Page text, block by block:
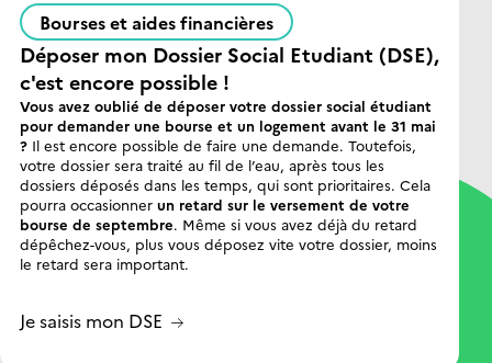
Poitiers
Reims
Rennes
Bretagne
La Réunion
Mayotte
Strasbourg
Bourses et aides financières
Déposer mon Dossier Social Etudiant (DSE),
c'est encore possible !
Vous avez oublié de déposer votre dossier social étudiant
pour demander une bourse et un logement avant le 31 mai
? Il est encore possible de faire une demande. Toutefois,
votre dossier sera traité au fil de l’eau, après tous les
dossiers déposés dans les temps, qui sont prioritaires. Cela
pourra occasionner un retard sur le versement de votre
bourse de septembre. Même si vous avez déjà du retard
dépêchez-vous, plus vous déposez vite votre dossier, moins
le retard sera important.
Je saisis mon DSE